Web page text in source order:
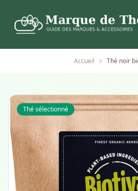
Accueil
Thé sélectionné